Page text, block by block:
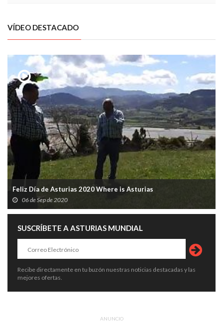
VÍDEO DESTACADO
Feliz Día de Asturias 2020 Where is Asturias
06 de Sep de 2020
SUSCRÍBETE A ASTURIAS MUNDIAL
Recibe directamente en tu buzón nuestras noticias destacadas y las
mejores ofertas.
ANUNCIO